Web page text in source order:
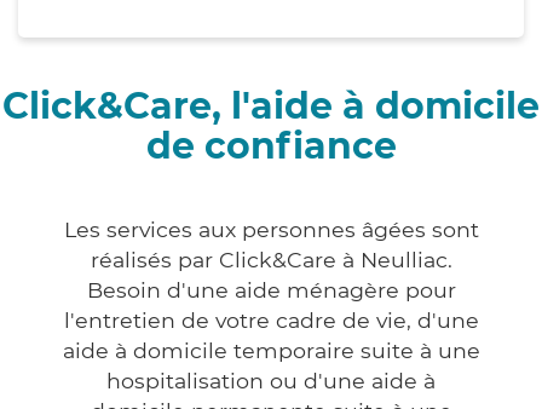
Click&Care, l'aide à domicile
de confiance
Les services aux personnes âgées sont
réalisés par Click&Care à Neulliac.
Besoin d'une aide ménagère pour
l'entretien de votre cadre de vie, d'une
aide à domicile temporaire suite à une
hospitalisation ou d'une aide à